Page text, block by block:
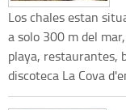
Los chales estan
a solo 300 m del
playa, restaurantes,
discoteca La Cova